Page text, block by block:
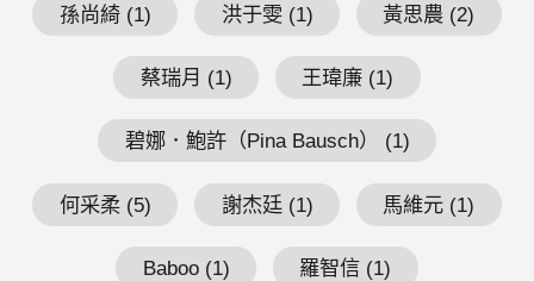
孫尚綺 (1) 洪于雯 (1) 黃思農 (2)
蔡瑞月 (1) 王瑋廉 (1)
碧娜．鮑許（Pina Bausch） (1)
何采柔 (5) 謝杰廷 (1) 馬維元 (1)
Baboo (1) 羅智信 (1)